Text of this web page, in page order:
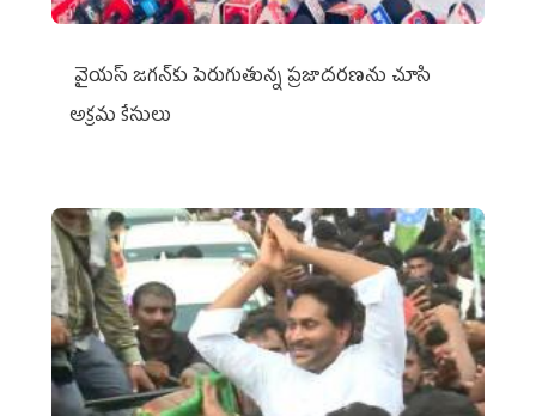
వైయ‌స్ జగన్‌కు పెరుగుతున్న ప్రజాదరణను చూసి
అక్రమ కేసులు